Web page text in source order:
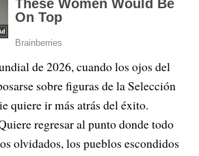
de 2026, cuando los ojos del
sobre figuras de la Selección
quiere ir más atrás del éxito.
regresar al punto donde todo
olvidados, los pueblos escondidos